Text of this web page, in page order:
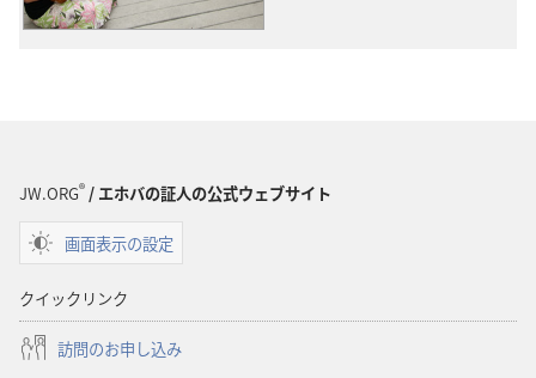
JW.ORG®/ エホバの証人の公式ウェブサイト
画面表示の設定
クイックリンク
訪問のお申し込み